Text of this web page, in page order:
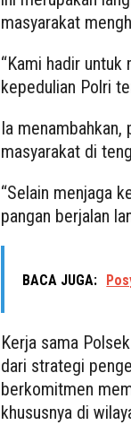
masyarakat
“Kami hadir
kepedulian Polri
Ia menambahkan,
masyarakat di
“Selain menjaga
pangan berjalan
BACA JUGA:
Kerja sama
dari strategi
berkomitmen
khususnya di